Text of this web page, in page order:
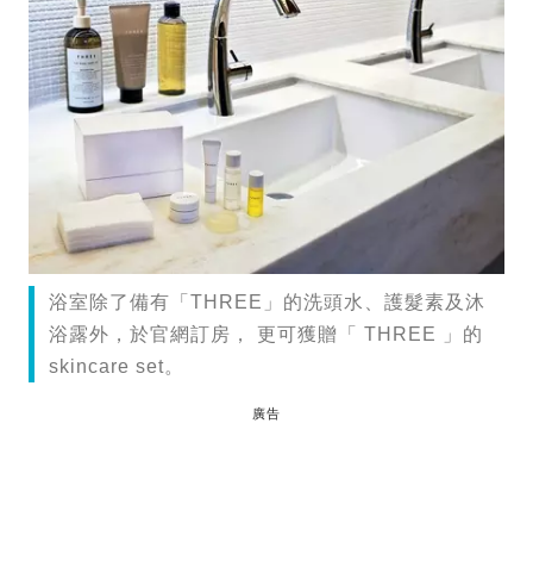
浴室除了備有「THREE」的洗頭水、護髮素及沐
浴露外，於官網訂房， 更可獲贈「 THREE 」的
skincare set。
廣告